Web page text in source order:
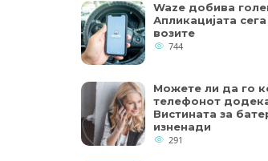
Waze добива
Апликацијата
возите
744
Можете ли да го
телефонот
Вистината за
изненади
291